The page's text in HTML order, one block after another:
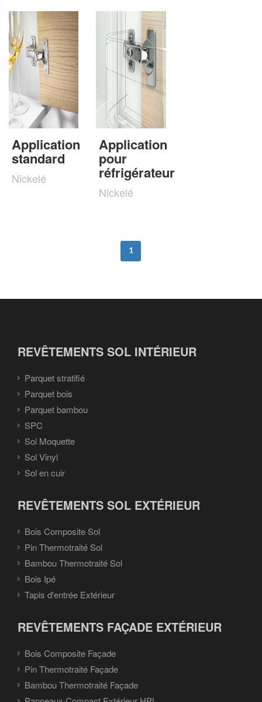
Application
standard
Nickelé
Application
pour
réfrigérateur
Nickelé
1
REVÊTEMENTS SOL INTÉRIEUR
Parquet stratifié
Parquet bois
Parquet bambou
SPC
Sol Moquette
Sol Vinyl
Sol en cuir
REVÊTEMENTS SOL EXTÉRIEUR
Bois Composite Sol
Pin Thermotraité Sol
Bambou Thermotraité Sol
Bois Ipé
Tapis d'entrée Extérieur
REVÊTEMENTS FAÇADE EXTÉRIEUR
Bois Composite Façade
Pin Thermotraité Façade
Bambou Thermotraité Façade